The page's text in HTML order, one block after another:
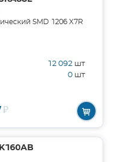
SMD 1206 X7R
12 092 шт
0 шт
₽